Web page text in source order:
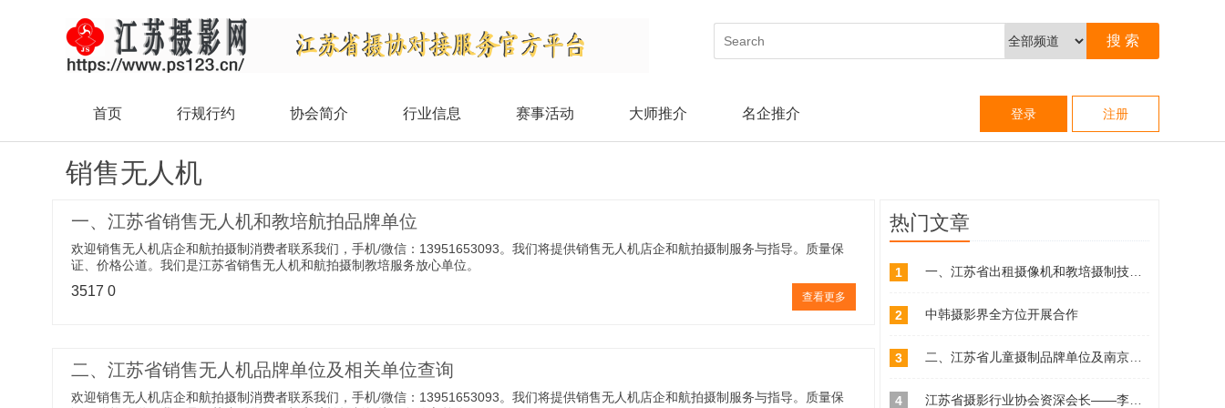
首页 行规行约 协会简介 行业信息 赛事活动 大师推介 名企推介 登录 注册
销售无人机
一、江苏省销售无人机和教培航拍品牌单位
欢迎销售无人机店企和航拍摄制消费者联系我们，手机/微信：13951653093。我们将提供销售无人机店企和航拍摄制服务与指导。质量保
证、价格公道。我们是江苏省销售无人机和航拍摄制教培服务放心单位。
3517 0 查看更多
二、江苏省销售无人机品牌单位及相关单位查询
欢迎销售无人机店企和航拍摄制消费者联系我们，手机/微信：13951653093。我们将提供销售无人机店企和航拍摄制服务与指导。质量保
热门文章
1 一、江苏省出租摄像机和教培摄制技能品牌单位
2 中韩摄影界全方位开展合作
3 二、江苏省儿童摄制品牌单位及南京市相关儿童摄制单位查询
4 江苏省摄影行业协会资深会长——李久山同志简介